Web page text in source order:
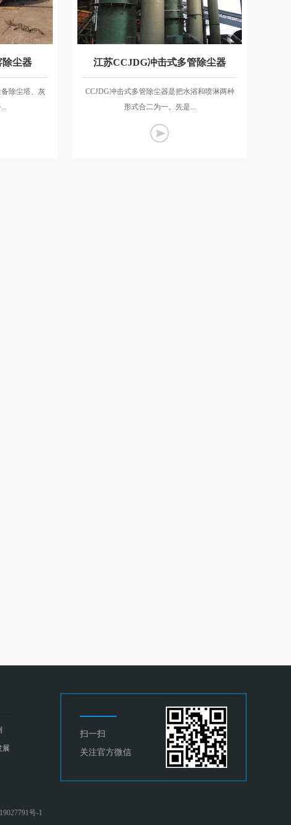
尘器
除尘塔、灰
江苏CCJDG冲击式多管除尘器
CCJDG冲击式多管除尘器是把水浴和喷淋两种
形式合二为一。先是...
展
扫一扫
关注官方微信
号-1